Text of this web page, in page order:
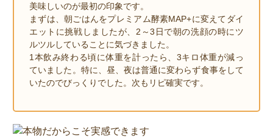
美味しいのが最初の印象です。
まずは、朝ごはんをプレミアム酵素MAP+に変えてダイ
エットに挑戦しましたが、2～3日で朝の洗顔の時にツ
ルツルしていることに気づきました。
1本飲み終わる頃に体重を計ったら、3キロ体重が減っ
ていました。特に、昼、夜は普通に変わらず食事をして
いたのでびっくりでした。次もリピ確実です。